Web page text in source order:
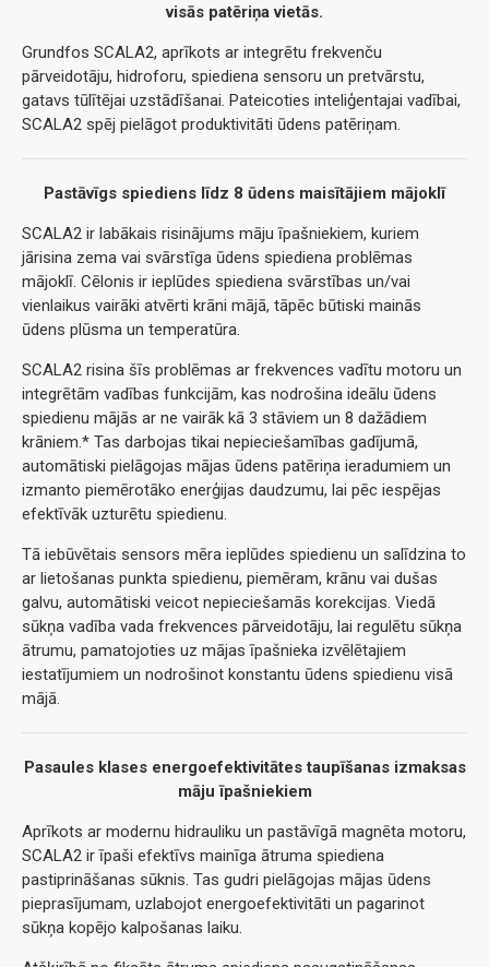
visās patēriņa vietās.
Grundfos SCALA2, aprīkots ar integrētu frekvenču
pārveidotāju, hidroforu, spiediena sensoru un pretvārstu,
gatavs tūlītējai uzstādīšanai. Pateicoties inteliģentajai vadībai,
SCALA2 spēj pielāgot produktivitāti ūdens patēriņam.
Pastāvīgs spiediens līdz 8 ūdens maisītājiem mājoklī
SCALA2 ir labākais risinājums māju īpašniekiem, kuriem
jārisina zema vai svārstīga ūdens spiediena problēmas
mājoklī. Cēlonis ir ieplūdes spiediena svārstības un/vai
vienlaikus vairāki atvērti krāni mājā, tāpēc būtiski mainās
ūdens plūsma un temperatūra.
SCALA2 risina šīs problēmas ar frekvences vadītu motoru un
integrētām vadības funkcijām, kas nodrošina ideālu ūdens
spiedienu mājās ar ne vairāk kā 3 stāviem un 8 dažādiem
krāniem.* Tas darbojas tikai nepieciešamības gadījumā,
automātiski pielāgojas mājas ūdens patēriņa ieradumiem un
izmanto piemērotāko enerģijas daudzumu, lai pēc iespējas
efektīvāk uzturētu spiedienu.
Tā iebūvētais sensors mēra ieplūdes spiedienu un salīdzina to
ar lietošanas punkta spiedienu, piemēram, krānu vai dušas
galvu, automātiski veicot nepieciešamās korekcijas. Viedā
sūkņa vadība vada frekvences pārveidotāju, lai regulētu sūkņa
ātrumu, pamatojoties uz mājas īpašnieka izvēlētajiem
iestatījumiem un nodrošinot konstantu ūdens spiedienu visā
mājā.
Pasaules klases energoefektivitātes taupīšanas izmaksas
māju īpašniekiem
Aprīkots ar modernu hidrauliku un pastāvīgā magnēta motoru,
SCALA2 ir īpaši efektīvs mainīga ātruma spiediena
pastiprināšanas sūknis. Tas gudri pielāgojas mājas ūdens
pieprasījumam, uzlabojot energoefektivitāti un pagarinot
sūkņa kopējo kalpošanas laiku.